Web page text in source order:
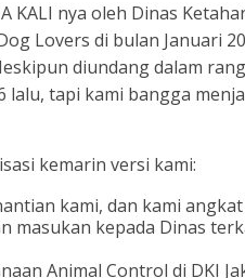
KALI nya oleh Dinas
Lovers di bulan Januari
diundang dalam
tapi kami bangga
kemarin versi kami:
kami, dan kami
masukan kepada Dinas
Animal Control di DKI